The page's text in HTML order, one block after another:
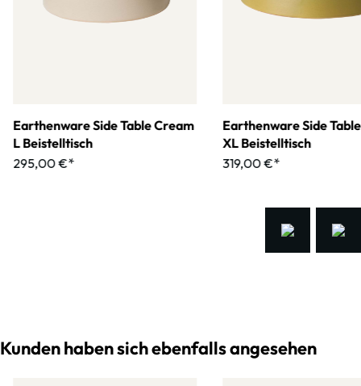
Earthenware Side Table Cream
L Beistelltisch
295,00 €*
Earthenware Side
XL Beistelltisch
319,00 €*
Kunden haben sich ebenfalls angesehen